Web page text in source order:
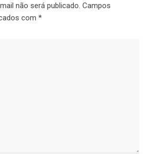
não será publicado. Campos
com *